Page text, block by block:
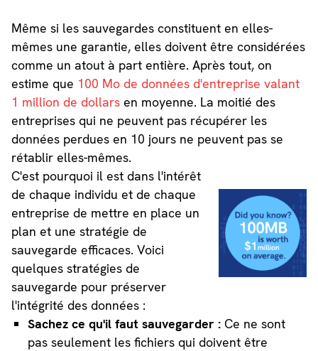
Même si les sauvegardes constituent en elles-
mêmes une garantie, elles doivent être considérées
comme un atout à part entière. Après tout, on
estime que 100 Mo de données d'entreprise valant
1 million de dollarsen moyenne. La moitié des
entreprises qui ne peuvent pas récupérer les
données perdues en 10 jours ne peuvent pas se
rétablir elles-mêmes.
C'est pourquoi il est dans l'intérêt
de chaque individu et de chaque
entreprise de mettre en place un
plan et une stratégie de
sauvegarde efficaces. Voici
quelques stratégies de
sauvegarde pour préserver
l'intégrité des données :
Sachez ce qu'il faut sauvegarder : Ce ne sont
pas seulement les fichiers qui doivent être